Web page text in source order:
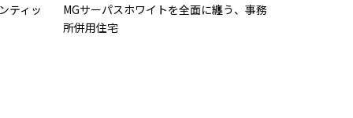
ティッ
MGサーパスホワイトを全面に纏う、事務
所併用住宅